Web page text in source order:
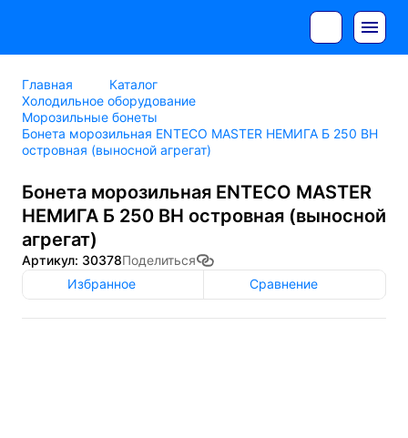
Главная
Каталог
Холодильное оборудование
Морозильные бонеты
Бонета морозильная ENTECO MASTER НЕМИГА Б 250 ВН
островная (выносной агрегат)
Бонета морозильная ENTECO MASTER
НЕМИГА Б 250 ВН островная (выносной
агрегат)
Артикул: 30378Поделиться
Избранное
Сравнение